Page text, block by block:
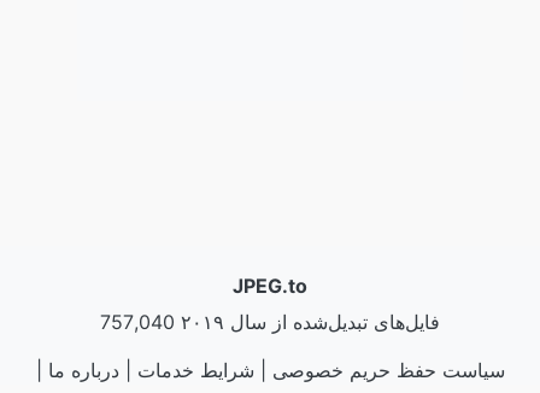
JPEG.to
757,040 فایل‌های تبدیل‌شده از سال ۲۰۱۹
سیاست حفظ حریم خصوصی
شرایط خدمات |درباره ما